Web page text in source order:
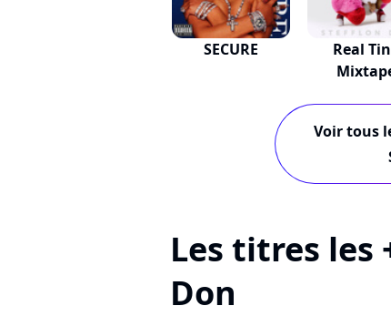
SECURE
Real
Voir tous
Les titres les
Don